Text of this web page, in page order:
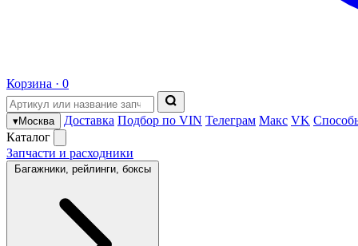
Корзина · 0
▾Москва Доставка Подбор по VIN Телеграм Макс VK
Каталог
Запчасти и расходники
Багажники, рейлинги, боксы